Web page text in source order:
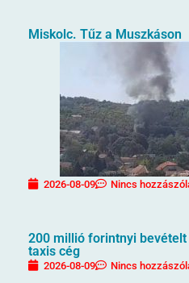
Miskolc. Tűz a Muszkáson
2026-08-09 Nincs
200 millió forintnyi
taxis cég
2026-08-09 Nincs